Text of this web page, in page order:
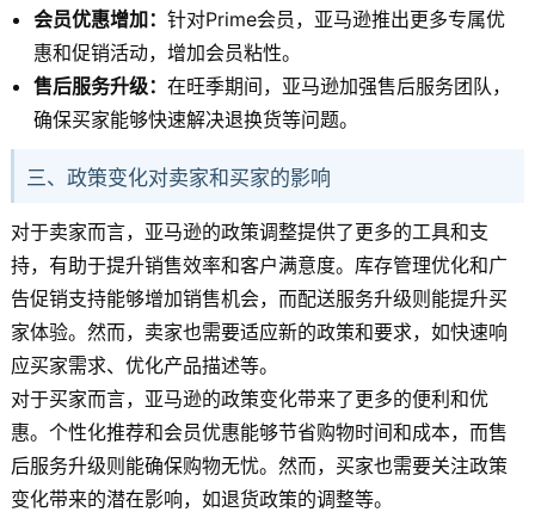
会员优惠增加：针对Prime会员，亚马逊推出更多专属优
惠和促销活动，增加会员粘性。
售后服务升级：在旺季期间，亚马逊加强售后服务团队，
确保买家能够快速解决退换货等问题。
三、政策变化对卖家和买家的影响
对于卖家而言，亚马逊的政策调整提供了更多的工具和支
持，有助于提升销售效率和客户满意度。库存管理优化和广
告促销支持能够增加销售机会，而配送服务升级则能提升买
家体验。然而，卖家也需要适应新的政策和要求，如快速响
应买家需求、优化产品描述等。
对于买家而言，亚马逊的政策变化带来了更多的便利和优
惠。个性化推荐和会员优惠能够节省购物时间和成本，而售
后服务升级则能确保购物无忧。然而，买家也需要关注政策
变化带来的潜在影响，如退货政策的调整等。